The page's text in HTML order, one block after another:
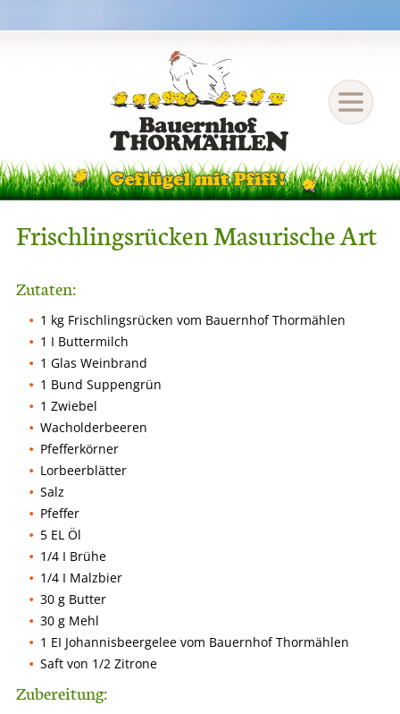
Frischlingsrücken Masurische Art
Zutaten:
1 kg Frischlingsrücken vom Bauernhof Thormählen
1 I Buttermilch
1 Glas Weinbrand
1 Bund Suppengrün
1 Zwiebel
Wacholderbeeren
Pfefferkörner
Lorbeerblätter
Salz
Pfeffer
5 EL Öl
1/4 I Brühe
1/4 I Malzbier
30 g Butter
30 g Mehl
1 EI Johannisbeergelee vom Bauernhof Thormählen
Saft von 1/2 Zitrone
Zubereitung: